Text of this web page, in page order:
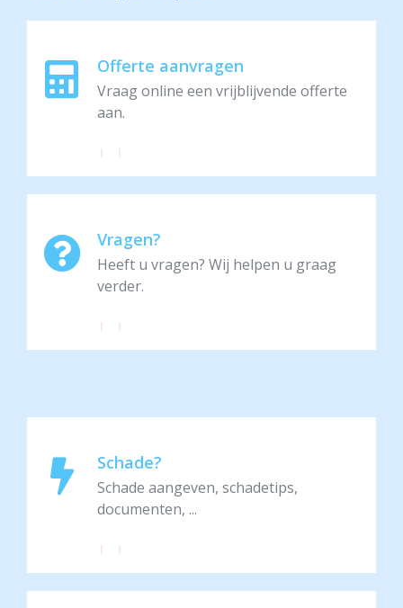
Offerte aanvragen
Vraag online een vrijblijvende offerte
aan.
Vragen?
Heeft u vragen? Wij helpen u graag
verder.
Schade?
Schade aangeven, schadetips,
documenten, ...